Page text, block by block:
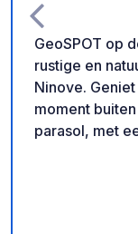
GeoSPOT op
rustige en
Ninove.
moment
parasol, met
delen van